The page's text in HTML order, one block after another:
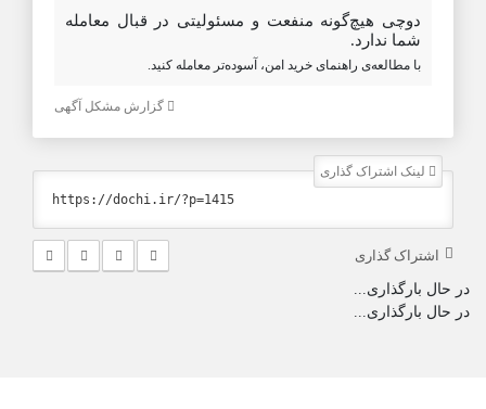
دوچی هیچ‌گونه منفعت و مسئولیتی در قبال معامله
شما ندارد.
با مطالعه‌ی راهنمای خرید امن، آسوده‌تر معامله کنید.
گزارش مشکل آگهی
لینک اشتراک گذاری
اشتراک گذاری
در حال بارگذاری...
در حال بارگذاری...